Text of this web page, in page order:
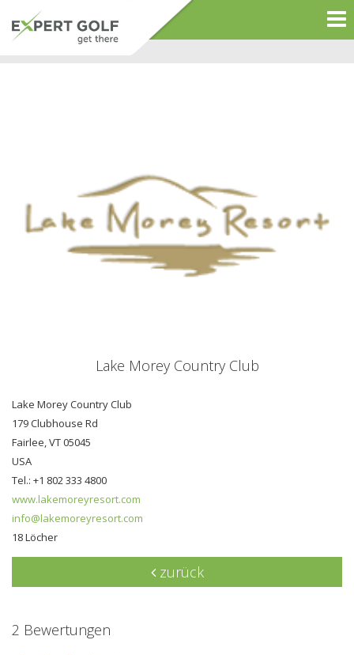
Lake Morey Country Club
Lake Morey Country Club
179 Clubhouse Rd
Fairlee, VT 05045
USA
Tel.: +1 802 333 4800
www.lakemoreyresort.com
info@lakemoreyresort.com
18 Löcher
zurück
2 Bewertungen